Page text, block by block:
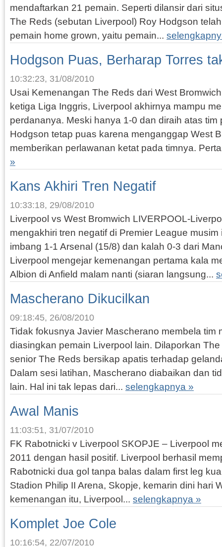
mendaftarkan 21 pemain. Seperti dilansir dari
The Reds (sebutan Liverpool) Roy Hodgson
pemain home grown, yaitu pemain...
Hodgson Puas, Berharap Torres
10:32:23, 31/08/2010
Usai Kemenangan The Reds dari West
ketiga Liga Inggris, Liverpool akhirnya mampu
perdananya. Meski hanya 1-0 dan diraih atas tim
Hodgson tetap puas karena menganggap West
memberikan perlawanan ketat pada timnya.
»
Kans Akhiri Tren Negatif
10:33:18, 29/08/2010
Liverpool vs West Bromwich LIVERPOOL-
mengakhiri tren negatif di Premier League
imbang 1-1 Arsenal (15/8) dan kalah 0-3 dari
Liverpool mengejar kemenangan pertama kala
Albion di Anfield malam nanti (siaran langsung...
Mascherano Dikucilkan
09:18:45, 26/08/2010
Tidak fokusnya Javier Mascherano membela tim
diasingkan pemain Liverpool lain. Dilaporkan
senior The Reds bersikap apatis terhadap
Dalam sesi latihan, Mascherano diabaikan dan
lain. Hal ini tak lepas dari... selengkapnya »
Awal Manis
11:03:51, 31/07/2010
FK Rabotnicki v Liverpool SKOPJE – Liverpool
2011 dengan hasil positif. Liverpool berhasil
Rabotnicki dua gol tanpa balas dalam first leg
Stadion Philip II Arena, Skopje, kemarin dini hari
kemenangan itu, Liverpool... selengkapnya »
Komplet Joe Cole
10:16:54, 22/07/2010